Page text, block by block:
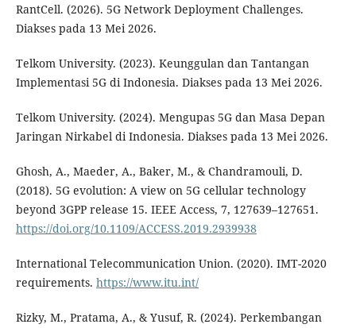
RantCell. (2026). 5G Network Deployment Challenges.
Diakses pada 13 Mei 2026.
Telkom University. (2023). Keunggulan dan Tantangan
Implementasi 5G di Indonesia. Diakses pada 13 Mei 2026.
Telkom University. (2024). Mengupas 5G dan Masa Depan
Jaringan Nirkabel di Indonesia. Diakses pada 13 Mei 2026.
Ghosh, A., Maeder, A., Baker, M., & Chandramouli, D.
(2018). 5G evolution: A view on 5G cellular technology
beyond 3GPP release 15. IEEE Access, 7, 127639–127651.
https://doi.org/10.1109/ACCESS.2019.2939938
International Telecommunication Union. (2020). IMT-2020
requirements. https://www.itu.int/
Rizky, M., Pratama, A., & Yusuf, R. (2024). Perkembangan